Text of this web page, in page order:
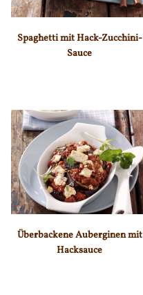
Spaghetti mit Hack-Zucchini-
Sauce
Überbackene Auberginen mit
Hacksauce